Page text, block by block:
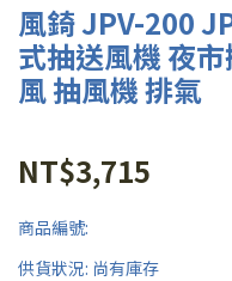
風錡 JPV-200
式抽送風機 夜
風 抽風機 排氣
NT$3,715
商品編號:
供貨狀況: 尚有庫存